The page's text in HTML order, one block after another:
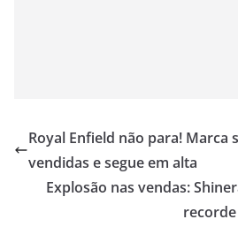
Royal Enfield não para! Marca
vendidas e segue em alta
Explosão nas vendas: